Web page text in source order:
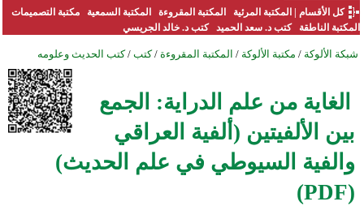
كل الأقسام المكتبة المرئية المكتبة المقروءة المكتبة السمعية
مكتبة التصميمات
المكتبة الناطقة
كتب د. سعد الحميد كتب د. خالد الجريسي
شبكة الألوكة / مكتبة الألوكة / المكتبة المقروءة / كتب / كتب الحديث وعلومه
الغاية من علم الدراية: الجمع
بين الألفيتين (ألفية العراقي
والفية السيوطي في علم الحديث)
(PDF)